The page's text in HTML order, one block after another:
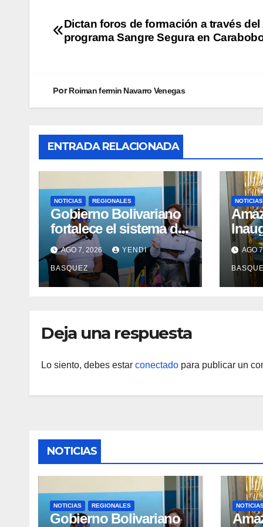
Dictan foros de formación a través del
programa Sangre Segura en
PorRoiman fermin Navarro Venegas
ENTRADA RELACIONADA
NOTICIAS REGIONALES
Gobierno Bolivariano
fortalece el sistema de
salud en Aragua con la
reinauguración del CDI
La Mora
AGO 7, 2026 YENDI
BASQUEZ
NOTICIAS
II AGO
Deja una respuesta
Lo siento, debes estar conectado para publicar un
NOTICIAS
NOTICIAS REGIONALES
Gobierno Bolivariano